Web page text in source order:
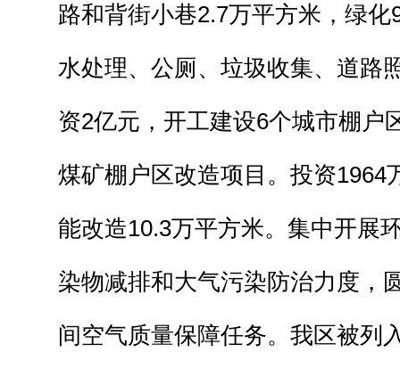
路和背街小巷2.7万平方米，绿
水处理、公厕、垃圾收集、道路
资2亿元，开工建设6个城市棚户
煤矿棚户区改造项目。投资1964
能改造10.3万平方米。集中开展
染物减排和大气污染防治力度，
间空气质量保障任务。我区被列